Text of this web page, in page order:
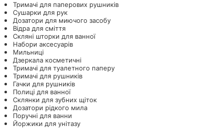
Тримачі для паперових рушників
Сушарки для рук
Дозатори для миючого засобу
Відра для сміття
Скляні шторки для ванної
Набори аксесуарів
Мильниці
Дзеркала косметичні
Тримачі для туалетного паперу
Тримачі для рушників
Гачки для рушників
Полиці для ванної
Склянки для зубних щіток
Дозатори рідкого мила
Поручні для ванни
Йоржики для унітазу